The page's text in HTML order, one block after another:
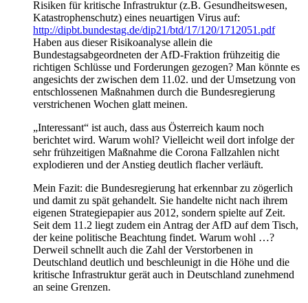
Risiken für kritische Infrastruktur (z.B. Gesundheitswesen,
Katastrophenschutz) eines neuartigen Virus auf:
http://dipbt.bundestag.de/dip21/btd/17/120/1712051.pdf
Haben aus dieser Risikoanalyse allein die
Bundestagsabgeordneten der AfD-Fraktion frühzeitig die
richtigen Schlüsse und Forderungen gezogen? Man könnte es
angesichts der zwischen dem 11.02. und der Umsetzung von
entschlossenen Maßnahmen durch die Bundesregierung
verstrichenen Wochen glatt meinen.
„Interessant“ ist auch, dass aus Österreich kaum noch
berichtet wird. Warum wohl? Vielleicht weil dort infolge der
sehr frühzeitigen Maßnahme die Corona Fallzahlen nicht
explodieren und der Anstieg deutlich flacher verläuft.
Mein Fazit: die Bundesregierung hat erkennbar zu zögerlich
und damit zu spät gehandelt. Sie handelte nicht nach ihrem
eigenen Strategiepapier aus 2012, sondern spielte auf Zeit.
Seit dem 11.2 liegt zudem ein Antrag der AfD auf dem Tisch,
der keine politische Beachtung findet. Warum wohl …?
Derweil schnellt auch die Zahl der Verstorbenen in
Deutschland deutlich und beschleunigt in die Höhe und die
kritische Infrastruktur gerät auch in Deutschland zunehmend
an seine Grenzen.